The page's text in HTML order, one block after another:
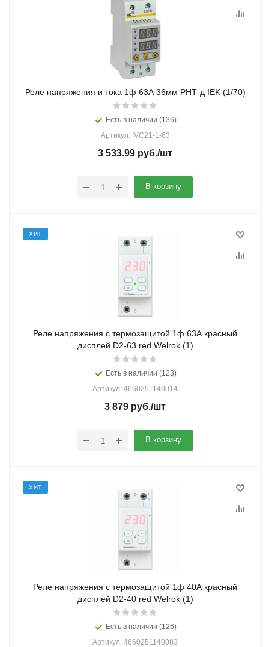
Реле напряжения и тока 1ф 63А 36мм РНТ-д IEK (1/70)
Есть в наличии (136)
Артикул: IVC21-1-63
3 533.99 руб./шт
В корзину
ХИТ
Реле напряжения с термозащитой 1ф 63А красный
дисплей D2-63 red Welrok (1)
Есть в наличии (123)
Артикул: 4660251140014
3 879 руб./шт
В корзину
ХИТ
Реле напряжения с термозащитой 1ф 40А красный
дисплей D2-40 red Welrok (1)
Есть в наличии (126)
Артикул: 4660251140083